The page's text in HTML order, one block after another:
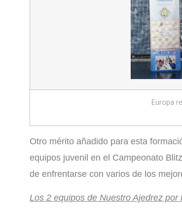
Europa
Otro mérito añadido para esta
equipos juvenil en el Campeonato
de enfrentarse con varios de los
Los 2 equipos de Nuestro Ajedrez por